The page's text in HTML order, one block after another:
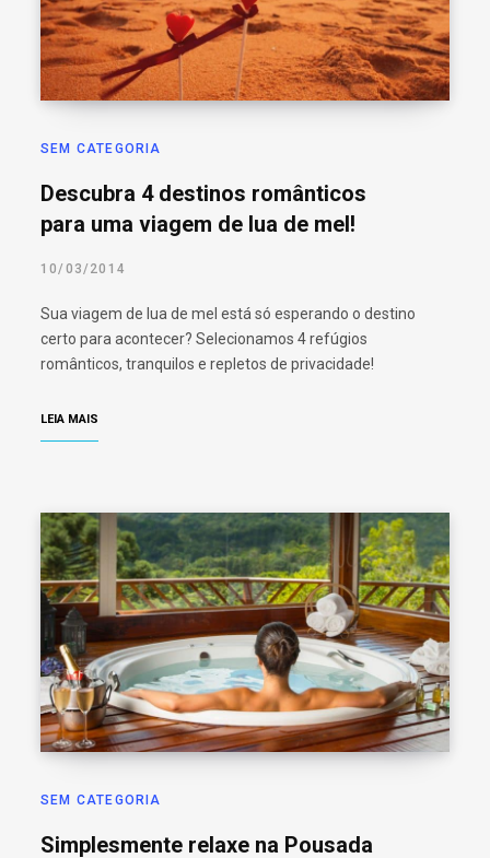
SEM CATEGORIA
Descubra 4 destinos românticos
para uma viagem de lua de mel!
10/03/2014
Sua viagem de lua de mel está só esperando o destino
certo para acontecer? Selecionamos 4 refúgios
românticos, tranquilos e repletos de privacidade!
LEIA MAIS
SEM CATEGORIA
Simplesmente relaxe na Pousada